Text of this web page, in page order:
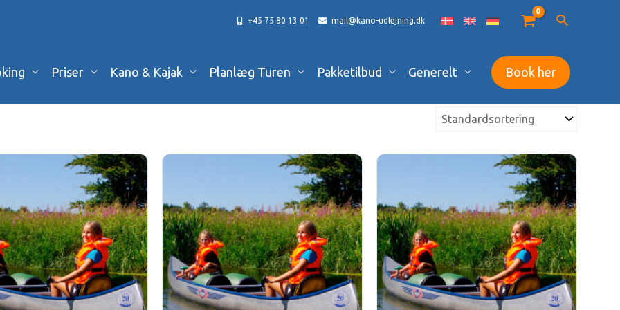
+45 75 80 13 01 mail@kano-udlejning.dk
Priser Kano & Kajak Planlæg Turen Pakketilbud Generelt Book her